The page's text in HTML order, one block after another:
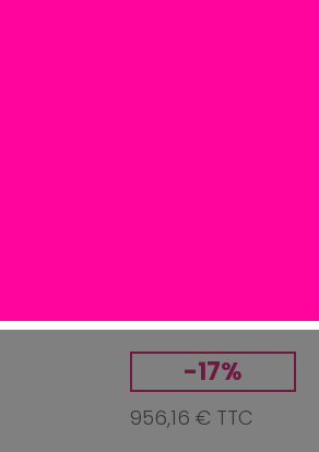
épaisseur de
-17%
956,16 € TTC